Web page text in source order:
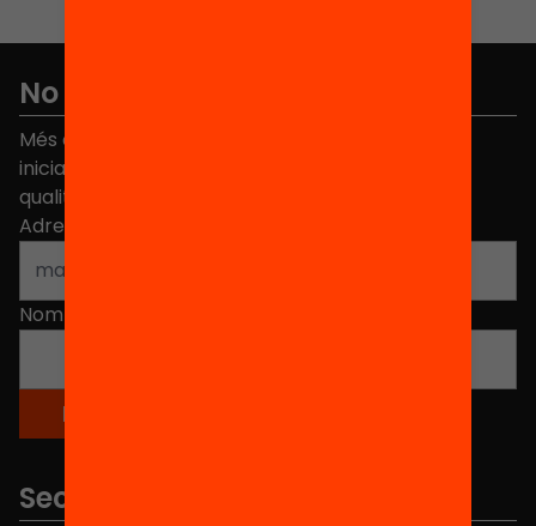
No et perdis res
Més de 40.000 persones ja han triat Equitat. Rep
iniciatives, propostes i projectes per millorar la
qualitat de l'educació a Catalunya.
Adreça electrònica
Nom
Seccions